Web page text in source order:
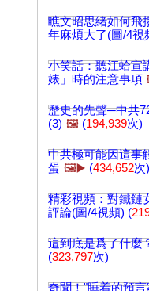
瞧文昭思緒如何飛
年麻煩大了(圖/4視
小笑話：聽江蛤宣
婊」時的注意事項
歷史的先聲─中共
(3) 🖼️ (194,939次)
中共極可能因這事
蛋 🖼️▶️ (434,652次)
精彩視頻：對鐵鏈
評論(圖/4視頻) (
這到底是爲了什麼
(323,797次)
奇聞！"睡着的預